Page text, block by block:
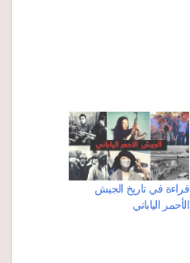
قراءة في تاريخ الجيش
الأحمر الياباني